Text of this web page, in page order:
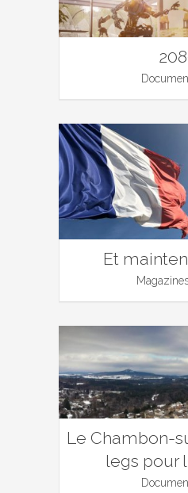
Et
Le Chambon-
legs pour